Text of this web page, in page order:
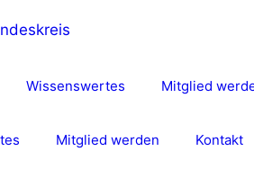
Wissenswertes Mitglied
Mitglied werden Kontakt